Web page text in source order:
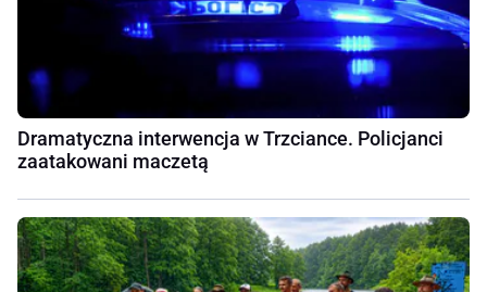
Dramatyczna interwencja w Trzciance. Policjanci
zaatakowani maczetą